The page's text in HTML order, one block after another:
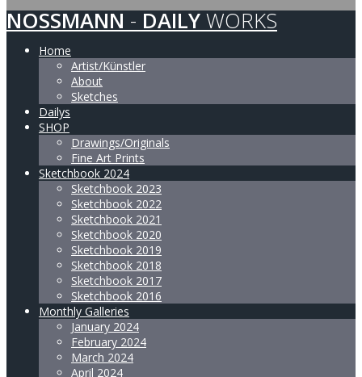
NOSSMANN - DAILY WORKS
Home
Artist/Künstler
About
Sketches
Dailys
SHOP
Drawings/Originals
Fine Art Prints
Sketchbook 2024
Sketchbook 2023
Sketchbook 2022
Sketchbook 2021
Sketchbook 2020
Sketchbook 2019
Sketchbook 2018
Sketchbook 2017
Sketchbook 2016
Monthly Galleries
January 2024
February 2024
March 2024
April 2024